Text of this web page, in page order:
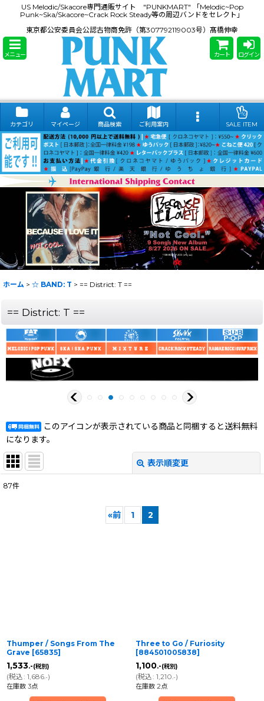
US Melodic/Skacore専門通販サイト "PUNKMART" 「Melodic~Pop
Punk~Ska/Skacore~Crack Rock Steady等の周辺バンドをセレクト」
東京都公安委員会公認古物商免許（第307792119003号）髙橋伸幸
メニュー カート ログイン
カテゴリ マイページ 商品検索 ご利用案内 SALE ITEM
ホーム > ☆ BAND: T > == District: T ==
== District: T ==
このアイコンが表示されている商品と同梱すると送料無料
になります。
表示順変更
87件
«前 1 2
Thumper / Songs From The
Grave [65835]
1,533.-(税別)
(税込: 1,686.-)
在庫数 3点
Three to Go / Furiosity
[884501005838]
1,100.-(税別)
(税込: 1,210 .-)
在庫数 2点